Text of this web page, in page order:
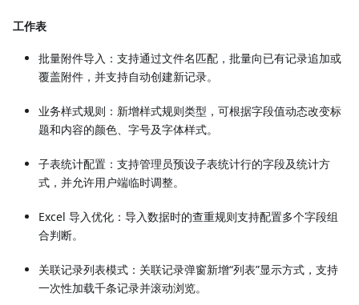
工作表
批量附件导入：支持通过文件名匹配，批量向已有记录追加或
覆盖附件，并支持自动创建新记录。
业务样式规则：新增样式规则类型，可根据字段值动态改变标
题和内容的颜色、字号及字体样式。
子表统计配置：支持管理员预设子表统计行的字段及统计方
式，并允许用户端临时调整。
Excel 导入优化：导入数据时的查重规则支持配置多个字段组
合判断。
关联记录列表模式：关联记录弹窗新增“列表”显示方式，支持
一次性加载千条记录并滚动浏览。